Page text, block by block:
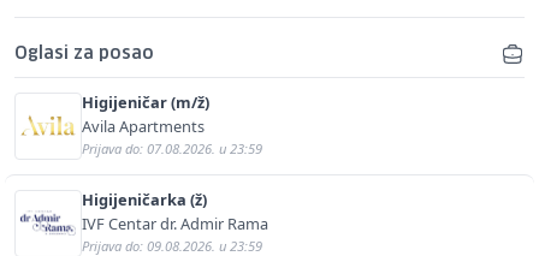
Oglasi za posao
Higijeničar (m/ž)
Avila Apartments
Prijava do: 07.08.2026. u 23:59
Higijeničarka (ž)
IVF Centar dr. Admir Rama
Prijava do: 09.08.2026. u 23:59